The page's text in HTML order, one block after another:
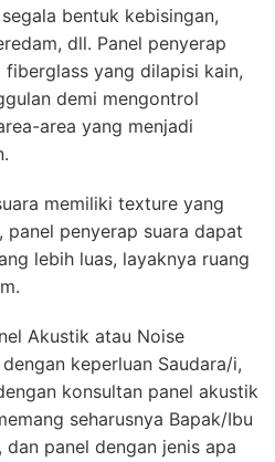
bentuk kebisingan,
dll. Panel penyerap
yang dilapisi kain,
demi mengontrol
area yang menjadi
memiliki texture yang
panel penyerap suara dapat
lebih luas, layaknya ruang
Akustik atau Noise
keperluan Saudara/i,
konsultan panel akustik
seharusnya Bapak/Ibu
panel dengan jenis apa